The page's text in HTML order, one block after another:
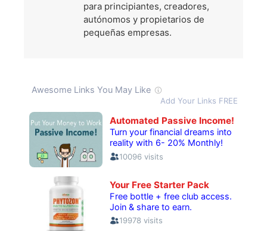
para principiantes, creadores,
autónomos y propietarios de
pequeñas empresas.